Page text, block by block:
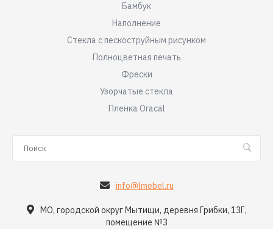
Бамбук
Наполнение
Стекла с пескоструйным рисунком
Полноцветная печать
Фрески
Узорчатые стекла
Пленка Oracal
info@lmebel.ru
МО, городской округ Мытищи, деревня Грибки, 13Г,
помещение №3